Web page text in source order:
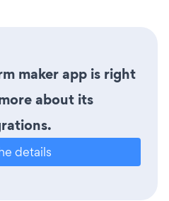
maker app is right
about its
details